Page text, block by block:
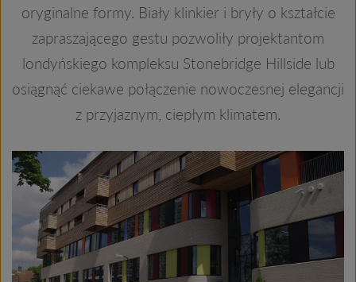
oryginalne formy. Biały klinkier i bryły o kształcie
zapraszającego gestu pozwoliły projektantom
londyńskiego kompleksu Stonebridge Hillside lub
osiągnąć ciekawe połączenie nowoczesnej elegancji
z przyjaznym, ciepłym klimatem.